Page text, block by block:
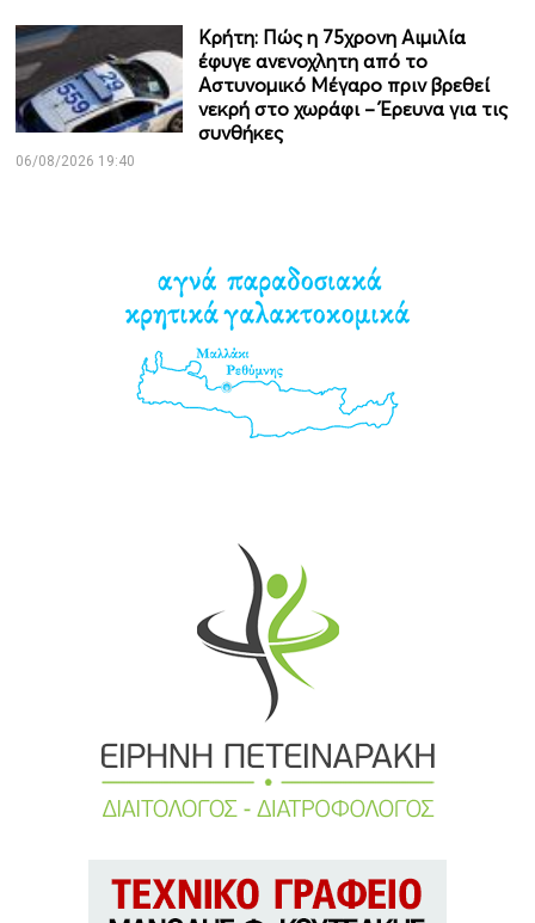
Κρήτη: Πώς η 75χρονη Αιμιλία
έφυγε ανενοχλητη από το
Αστυνομικό Μέγαρο πριν βρεθεί
νεκρή στο χωράφι – Έρευνα για τις
συνθήκες
06/08/2026 19:40